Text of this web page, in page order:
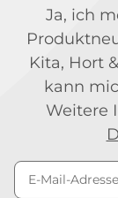
Ja, ich
Kita, Hort
kann
Weitere